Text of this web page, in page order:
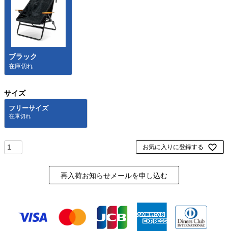
ブラック
在庫切れ
サイズ
フリーサイズ
お気に入りに登録する
再入荷お知らせメールを申し込む